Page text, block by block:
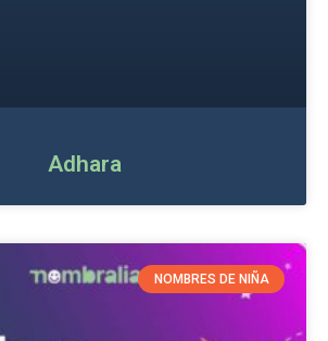
Adhara
NOMBRES DE NIÑA